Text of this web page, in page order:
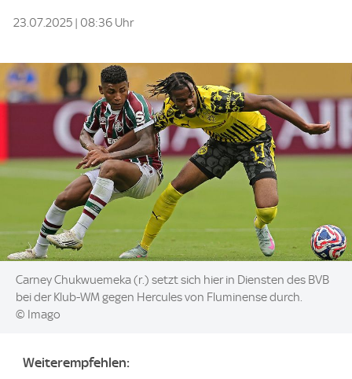
23.07.2025 | 08:36 Uhr
Image:
Carney Chukwuemeka (r.) setzt sich hier in Diensten des BVB
bei der Klub-WM gegen Hercules von Fluminense durch.
© Imago
Weiterempfehlen: